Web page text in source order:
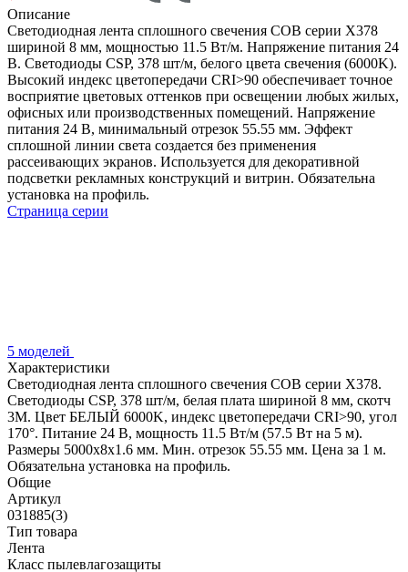
Описание
Светодиодная лента сплошного свечения COB серии X378
шириной 8 мм, мощностью 11.5 Вт/м. Напряжение питания 24
В. Светодиоды CSP, 378 шт/м, белого цвета свечения (6000K).
Высокий индекс цветопередачи CRI>90 обеспечивает точное
восприятие цветовых оттенков при освещении любых жилых,
офисных или производственных помещений. Напряжение
питания 24 В, минимальный отрезок 55.55 мм. Эффект
сплошной линии света создается без применения
рассеивающих экранов. Используется для декоративной
подсветки рекламных конструкций и витрин. Обязательна
установка на профиль.
Страница серии
5 моделей
Характеристики
Светодиодная лента сплошного свечения COB серии X378.
Светодиоды CSP, 378 шт/м, белая плата шириной 8 мм, скотч
3M. Цвет БЕЛЫЙ 6000K, индекс цветопередачи CRI>90, угол
170°. Питание 24 В, мощность 11.5 Вт/м (57.5 Вт на 5 м).
Размеры 5000x8x1.6 мм. Мин. отрезок 55.55 мм. Цена за 1 м.
Обязательна установка на профиль.
Общие
Артикул
031885(3)
Тип товара
Лента
Класс пылевлагозащиты